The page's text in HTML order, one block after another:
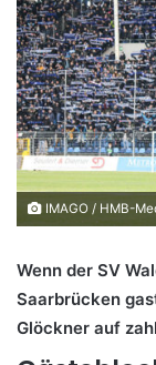
IMAGO / HMB-
Wenn der SV
Saarbrücken
Glöckner auf